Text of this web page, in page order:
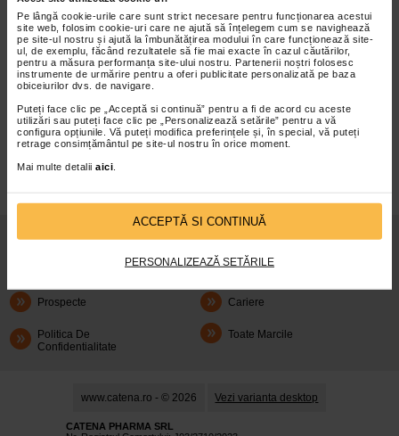
Pe lângă cookie-urile care sunt strict necesare pentru funcționarea acestui
site web, folosim cookie-uri care ne ajută să înțelegem cum se navighează
pe site-ul nostru și ajută la îmbunătățirea modului în care funcționează site-
ul, de exemplu, făcând rezultatele să fie mai exacte în cazul căutărilor,
pentru a măsura performanța site-ului nostru. Partenerii noștri folosesc
instrumente de urmărire pentru a oferi publicitate personalizată pe baza
obiceiurilor dvs. de navigare.
Puteți face clic pe „Acceptă si continuă” pentru a fi de acord cu aceste
utilizări sau puteți face clic pe „Personalizează setările” pentru a vă
configura opțiunile. Vă puteți modifica preferințele și, în special, vă puteți
retrage consimțământul pe site-ul nostru în orice moment.
Mai multe detalii aici
ACCEPTĂ SI CONTINUĂ
PERSONALIZEAZĂ SETĂRILE
decongestionante si antialergice…
infoline@catena.ro CallCenter
Despre Noi Oferte
Cum Rezerv
Prospecte Cariere
Politica De
Confidentialitate
Toate Marcile
www.catena.ro - © 2026 Vezi varianta desktop
CATENA PHARMA SRL